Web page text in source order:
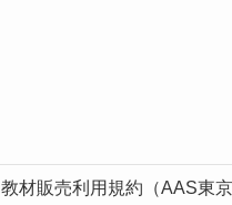
教材販売利用規約（AAS東京